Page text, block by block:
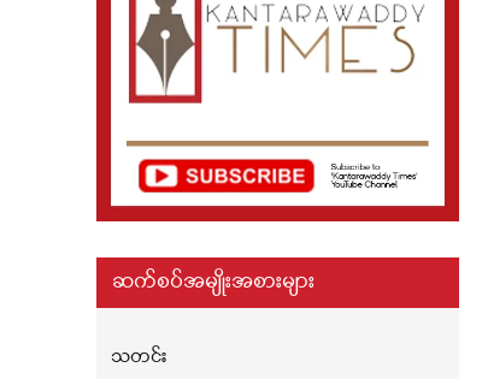
ဆက်စပ်အမျိုးအစားများ
သတင်း